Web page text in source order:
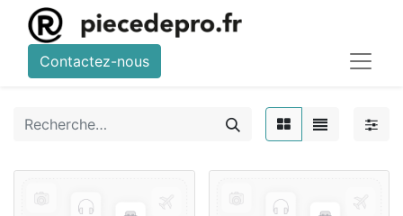
Contactez-nous